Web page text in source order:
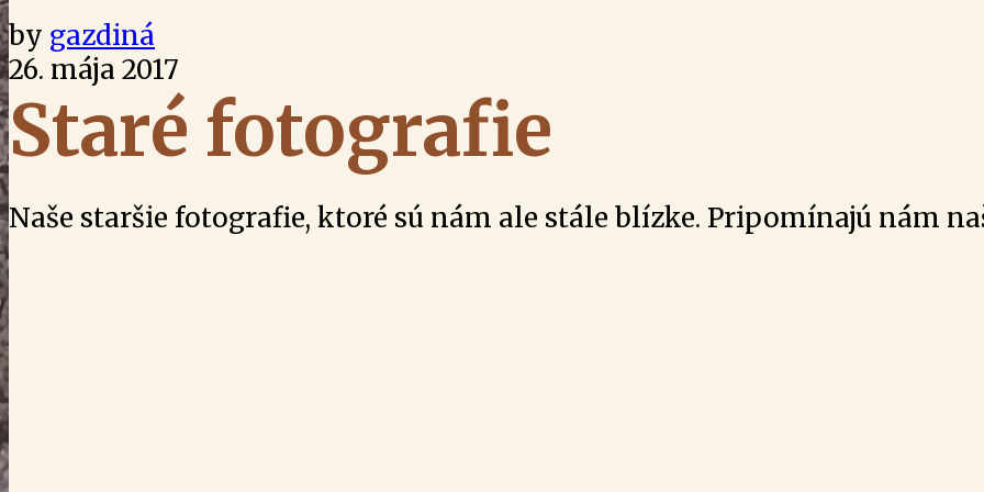
by gazdiná
26. mája 2017
Staré fotografie
Naše staršie fotografie, ktoré sú nám ale stále blízke. Pripomínajú nám